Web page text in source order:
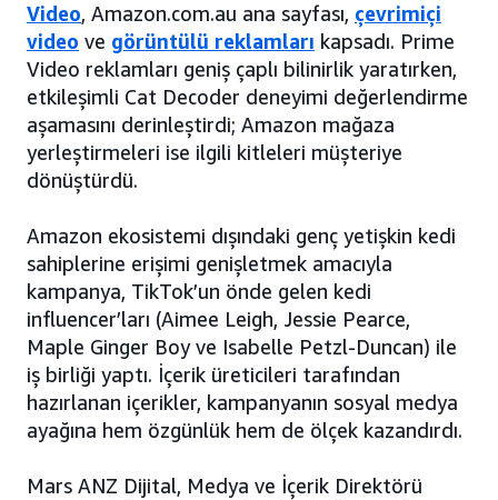
Video, Amazon.com.au ana sayfası, çevrimiçi
video ve görüntülü reklamları kapsadı. Prime
Video reklamları geniş çaplı bilinirlik yaratırken,
etkileşimli Cat Decoder deneyimi değerlendirme
aşamasını derinleştirdi; Amazon mağaza
yerleştirmeleri ise ilgili kitleleri müşteriye
dönüştürdü.
Amazon ekosistemi dışındaki genç yetişkin kedi
sahiplerine erişimi genişletmek amacıyla
kampanya, TikTok’un önde gelen kedi
influencer’ları (Aimee Leigh, Jessie Pearce,
Maple Ginger Boy ve Isabelle Petzl-Duncan) ile
iş birliği yaptı. İçerik üreticileri tarafından
hazırlanan içerikler, kampanyanın sosyal medya
ayağına hem özgünlük hem de ölçek kazandırdı.
Mars ANZ Dijital, Medya ve İçerik Direktörü